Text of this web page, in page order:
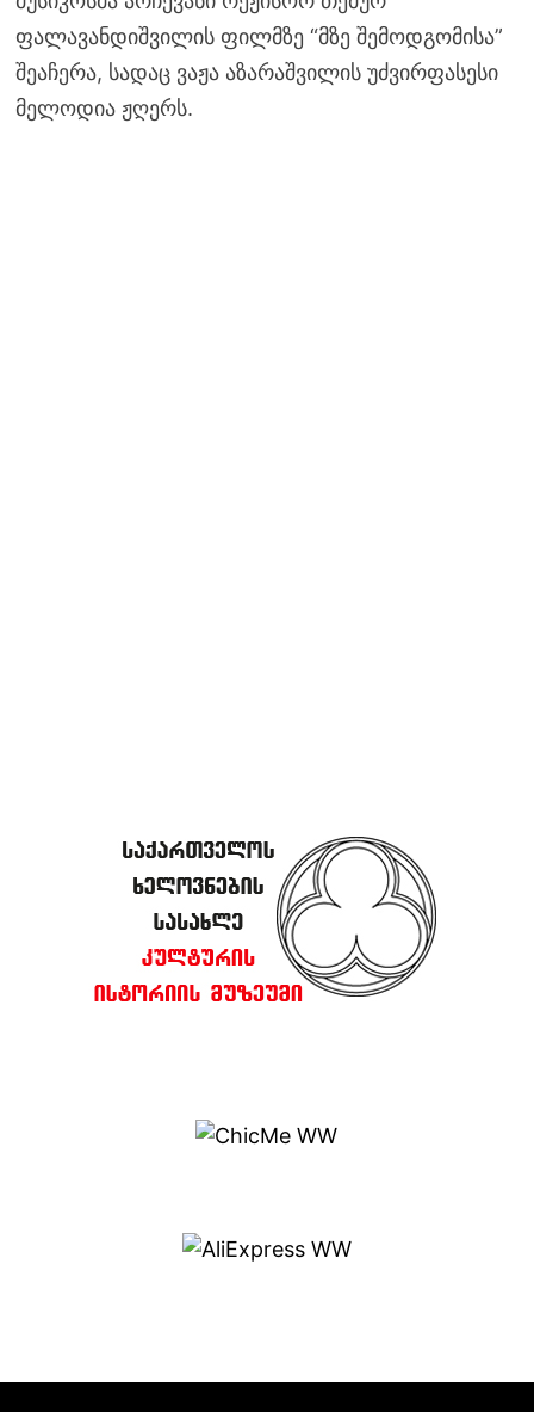
ფალავანდიშვილის ფილმზე “მზე შემოდგომისა”
შეაჩერა, სადაც ვაჟა აზარაშვილის უძვირფასესი
მელოდია ჟღერს.